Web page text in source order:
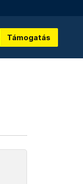
Támogatás